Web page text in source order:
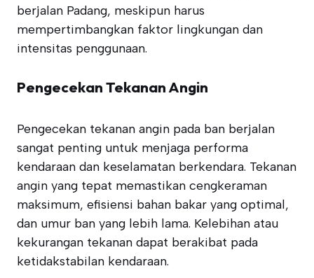
berjalan Padang, meskipun harus
mempertimbangkan faktor lingkungan dan
intensitas penggunaan.
Pengecekan Tekanan Angin
Pengecekan tekanan angin pada ban berjalan
sangat penting untuk menjaga performa
kendaraan dan keselamatan berkendara. Tekanan
angin yang tepat memastikan cengkeraman
maksimum, efisiensi bahan bakar yang optimal,
dan umur ban yang lebih lama. Kelebihan atau
kekurangan tekanan dapat berakibat pada
ketidakstabilan kendaraan.